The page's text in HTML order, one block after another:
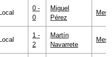
Local
0 -
0
Miguel
Pérez
Local
1 -
2
Martín
Navarrete